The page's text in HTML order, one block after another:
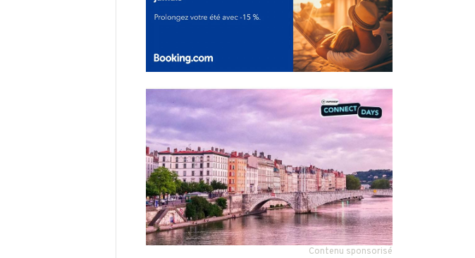
Contenu sponsorisé